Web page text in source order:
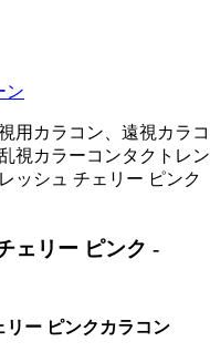
用カラコン、遠視カラコ
視カラーコンタクトレン
ッシュ チェリー ピンク
ェリー ピンク -
ー ピンクカラコン